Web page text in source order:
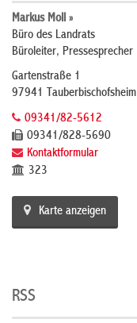
Markus Moll »
Büro des Landrats
Büroleiter, Pressesprecher
Gartenstraße 1
97941 Tauberbischofsheim
09341/82-5612
09341/828-5690
Kontaktformular
323
Karte anzeigen
RSS